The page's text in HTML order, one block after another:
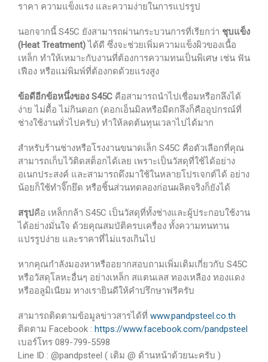
ราคา ความแข็งแรง และความง่ายในการแปรรูป
นอกจากนี้ S45C ยังสามารถผ่านกระบวนการที่เรียกว่า ชุบแข็ง
(Heat Treatment)ได้ดี ซึ่งจะช่วยเพิ่มความแข็งผิวของเนื้อ
เหล็ก ทำให้เหมาะกับงานที่ต้องการความทนเป็นพิเศษ เช่น ฟัน
เฟือง หรือแม่พิมพ์ที่ต้องกดด้วยแรงสูง
ข้อดีอีกข้อหนึ่งของ S45C คือสามารถนำไปเชื่อมหรือกลึงได้
ง่าย ไม่ดื้อ ไม่กินดอก (ดอกเอ็นมิลหรือมีดกลึงก็คืออุปกรณ์ที่
ช่างใช้งานทั่วไปครับ) ทำให้ลดต้นทุนเวลาไปได้มาก
สำหรับร้านช่างหรือโรงงานขนาดเล็ก S45C คือตัวเลือกที่คุณ
สามารถเก็บไว้ติดสต็อกได้เลย เพราะเป็นวัสดุที่ใช้ได้อย่าง
อเนกประสงค์ และสามารถดึงมาใช้ในหลายโปรเจกต์ได้ อย่าง
น้อยก็ใช้ทำจิ๊กยึด หรือชิ้นส่วนทดลองก่อนผลิตจริงก็ยังได้
สรุปคือ เหล็กกล้า S45C เป็นวัสดุที่ทั้งช่างและผู้ประกอบใช้งาน
ได้อย่างมั่นใจ ด้วยคุณสมบัติครบเครื่อง ทั้งความทนทาน
แปรรูปง่าย และราคาที่ไม่แรงเกินไป
หากคุณกำลังมองหาหรืออยากสอบถามเพิ่มเติมเกี่ยวกับ S45C
หรือวัสดุโลหะอื่นๆ อย่างเหล็ก สแตนเลส ทองเหลือง ทองแดง
หรืออลูมิเนียม ทางเรายินดีให้คำปรึกษาฟรีครับ
สามารถติดตามข้อมูลข่าวสารได้ที่ www.pandpsteel.co.th
ติดตาม Facebook : https://www.facebook.com/pandpsteel
เบอร์โทร 089-799-5598
Line ID : @pandpsteel ( เติม @ ด้านหน้าด้วยนะครับ )